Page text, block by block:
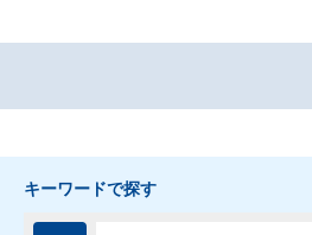
キーワードで探す